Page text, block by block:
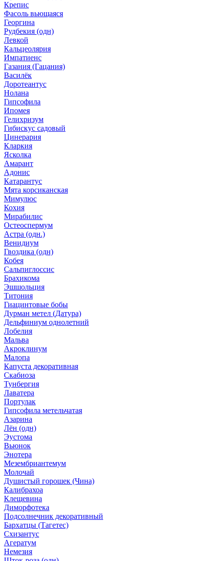
Крепис
Фасоль вьющаяся
Георгина
Рудбекия (одн)
Левкой
Кальцеолярия
Импатиенс
Газания (Гацания)
Василёк
Доротеантус
Нолана
Гипсофила
Ипомея
Гелихризум
Гибискус садовый
Цинерария
Кларкия
Ясколка
Амарант
Адонис
Катарантус
Мята корсиканская
Мимулюс
Кохия
Мирабилис
Остеоспермум
Астра (одн.)
Венидиум
Гвоздика (одн)
Кобея
Сальпиглоссис
Брахикома
Эшшольция
Титония
Гиацинтовые бобы
Дурман метел (Датура)
Дельфиниум однолетний
Лобелия
Мальва
Акроклинум
Малопа
Капуста декоративная
Скабиоза
Тунбергия
Лаватера
Портулак
Гипсофила метельчатая
Азарина
Лён (одн)
Эустома
Вьюнок
Энотера
Мезембриантемум
Молочай
Душистый горошек (Чина)
Калибрахоа
Клещевина
Диморфотека
Подсолнечник декоративный
Бархатцы (Тагетес)
Схизантус
Агератум
Немезия